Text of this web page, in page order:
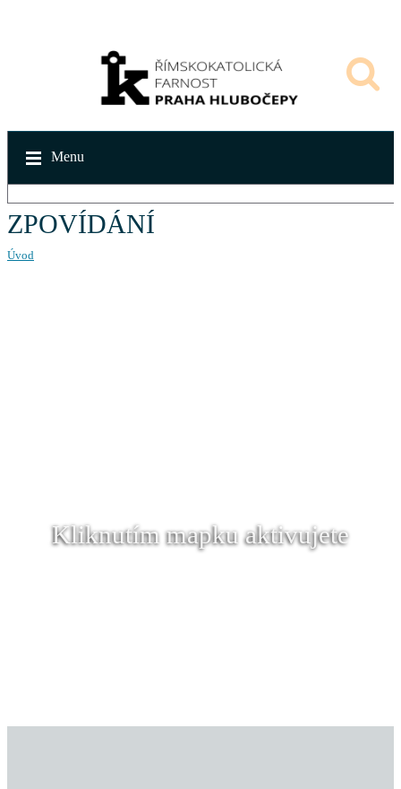
Menu
ZPOVÍDÁNÍ
Úvod
Kliknutím mapku aktivujete